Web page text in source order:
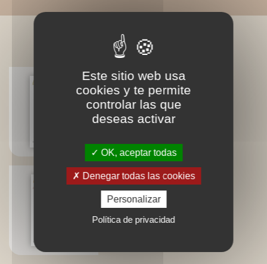
LIVRES ASSOCIÉS
Verduras: me gustan
Béatrice Vigot-Lagandré
OEufs, je vous aime...
Béatrice Vigot-Lagandré
Este sitio web usa
cookies y te permite
controlar las que
deseas activar
OK, aceptar todas
Denegar todas las cookies
Personalizar
Política de privacidad